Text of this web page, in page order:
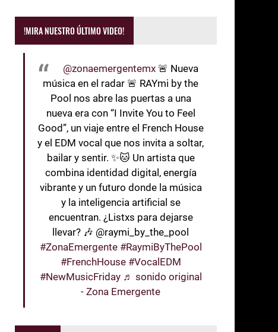
!MIRA NUESTRO ÚLTIMO VIDEO!
@zonaemergentemx 🚨 Nueva
música en el radar 🚨 RAYmi by the
Pool nos abre las puertas a una
nueva era con “I Invite You to Feel
Good”, un viaje entre el French House
y el EDM vocal que nos invita a soltar,
bailar y sentir. ✨🐱 Un artista que
combina identidad digital, energía
vibrante y un futuro donde la música
y la inteligencia artificial se
encuentran. ¿Listxs para dejarse
llevar? 🎶 @raymi_by_the_pool
#ZonaEmergente #RaymiByThePool
#FrenchHouse #VocalEDM
#NewMusicFriday ♬ sonido original
- Zona Emergente